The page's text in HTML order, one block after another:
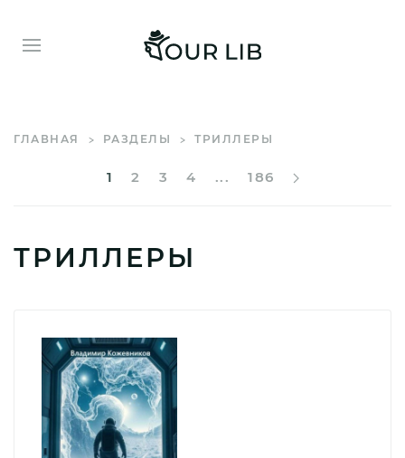
ГЛАВНАЯ РАЗДЕЛЫ ТРИЛЛЕРЫ
1 2 3 4 ... 186
ТРИЛЛЕРЫ